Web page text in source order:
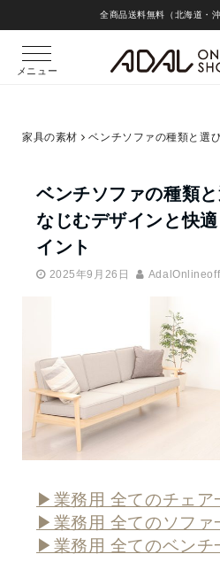
全商品送料無料（北海道・
メニュー
家具の素材
ベンチソファの種類
なじむデザインと快
イント
2025年9月26日
▶︎業務用 全てのチェア
▶︎業務用 全てのソファ
▶︎業務用 全てのベンチ